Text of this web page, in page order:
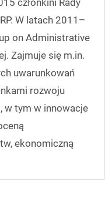
członkini Rady
W latach 2011–
on Administrative
Zajmuje się m.in.
uwarunkowań
rozwoju
w tym w innowacje
ekonomiczną